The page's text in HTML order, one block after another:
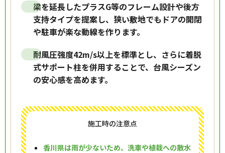
梁を延長したプラスG等のフレーム設計や後方
支持タイプを提案し、狭い敷地でもドアの開閉
や駐車が楽な動線を作ります。
耐風圧強度42m/s以上を標準とし、さらに着脱
式サポート柱を併用することで、台風シーズン
の安心感を高めます。
施工時の注意点
香川県は雨が少ないため、洗車や植栽への散水